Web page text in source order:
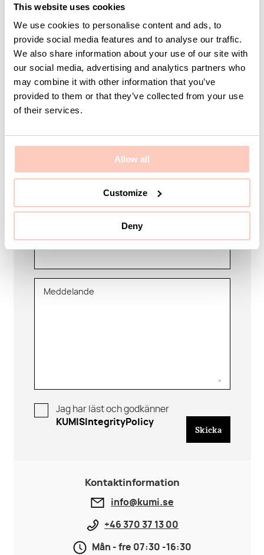
This website uses cookies
We use cookies to personalise content and ads, to
provide social media features and to analyse our traffic.
We also share information about your use of our site with
our social media, advertising and analytics partners who
may combine it with other information that you’ve
provided to them or that they’ve collected from your use
of their services.
Allow all
Customize
Deny
lösningar efter just ert behov eller projekt.
Vi finns här som ett team hela vägen så ni kan känna
er trygga med hjälp och support.
Ditt namn
E-post
Meddelande
Jag har läst och godkänner
KUMISIntegrityPolicy
Skicka
Kontaktinformation
info@kumi.se
+46 370 37 13 00
Mån - fre 07:30 -16:30